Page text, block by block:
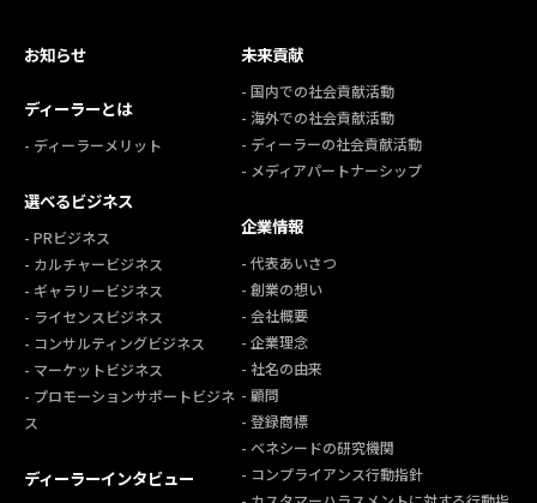
お知らせ
ディーラーとは
- ディーラーメリット
選べるビジネス
- PRビジネス
- カルチャービジネス
- ギャラリービジネス
- ライセンスビジネス
- コンサルティングビジネス
- マーケットビジネス
- プロモーションサポートビジネ
ス
ディーラーインタビュー
未来貢献
- 国内での社会貢献活動
- 海外での社会貢献活動
- ディーラーの社会貢献活動
- メディアパートナーシップ
企業情報
- 代表あいさつ
- 創業の想い
- 会社概要
- 企業理念
- 社名の由来
- 顧問
- 登録商標
- ベネシードの研究機関
- コンプライアンス行動指針